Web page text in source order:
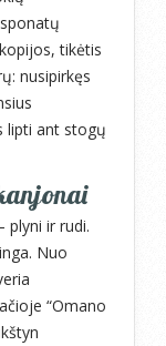
tikėtis
nusipirkęs
lipti ant stogų
plyni ir rudi.
Nuo
“Omano